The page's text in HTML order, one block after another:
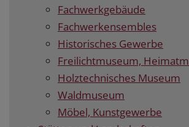
Fachwerkgebäude
Fachwerkensembles
Historisches Gewerbe
Freilichtmuseum,
Holztechnisches Museum
Waldmuseum
Möbel, Kunstgewerbe